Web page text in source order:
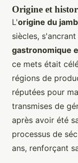
Origine et
L'origine du
siècles,
gastronomique
ce mets était
régions de
réputées pour
transmises de
après avoir été
processus de
ans, renforçant